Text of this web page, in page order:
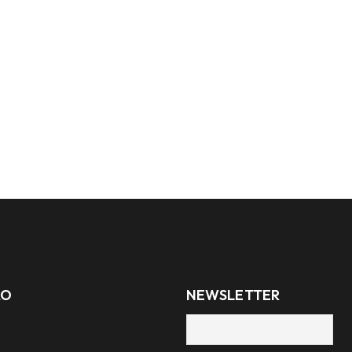
NEWSLETTER